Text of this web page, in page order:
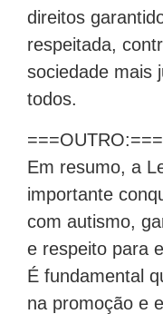
direitos
respeitada,
sociedade mais
todos.
===OUTRO:===
Em resumo, a
importante
com autismo,
e respeito para
É fundamental
na promoção e